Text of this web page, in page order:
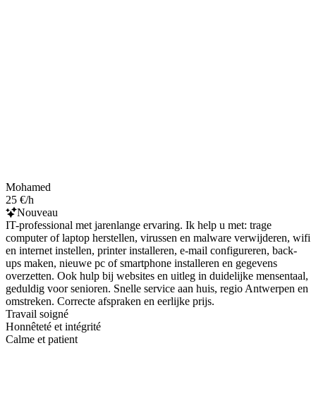
Mohamed
25 €/h
Nouveau
IT-professional met jarenlange ervaring. Ik help u met: trage
computer of laptop herstellen, virussen en malware verwijderen, wifi
en internet instellen, printer installeren, e-mail configureren, back-
ups maken, nieuwe pc of smartphone installeren en gegevens
overzetten. Ook hulp bij websites en uitleg in duidelijke mensentaal,
geduldig voor senioren. Snelle service aan huis, regio Antwerpen en
omstreken. Correcte afspraken en eerlijke prijs.
Travail soigné
Honnêteté et intégrité
Calme et patient